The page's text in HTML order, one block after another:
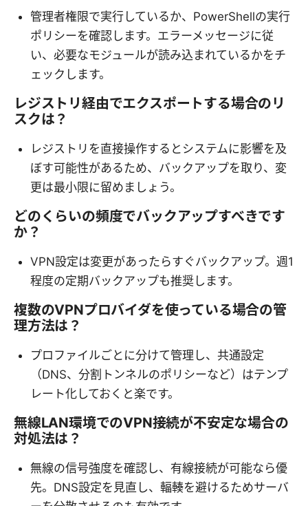
管理者権限で実行しているか、PowerShellの実行
ポリシーを確認します。エラーメッセージに従
い、必要なモジュールが読み込まれているかをチ
ェックします。
レジストリ経由でエクスポートする場合のリ
スクは？
レジストリを直接操作するとシステムに影響を及
ぼす可能性があるため、バックアップを取り、変
更は最小限に留めましょう。
どのくらいの頻度でバックアップすべきです
か？
VPN設定は変更があったらすぐバックアップ。週1
程度の定期バックアップも推奨します。
複数のVPNプロバイダを使っている場合の管
理方法は？
プロファイルごとに分けて管理し、共通設定
（DNS、分割トンネルのポリシーなど）はテンプ
レート化しておくと楽です。
無線LAN環境でのVPN接続が不安定な場合の
対処法は？
無線の信号強度を確認し、有線接続が可能なら優
先。DNS設定を見直し、輻輳を避けるためサーバ